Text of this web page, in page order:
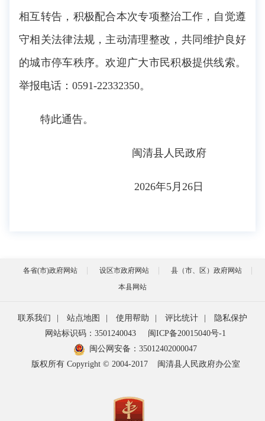
相互转告，积极配合本次专项整治工作，自觉遵
守相关法律法规，主动清理整改，共同维护良好
的城市停车秩序。欢迎广大市民积极提供线索。
举报电话：0591-22332350。
特此通告。
闽清县人民政府
2026年5月26日
各省(市)政府网站 设区市政府网站
县（市、区）政府网站
本县网站
联系我们 站点地图 使用帮助 评比统计
隐私保护
网站标识码：3501240043
闽ICP备20015040号-1
闽公网安备： 35012402000047
版权所有 Copyright © 2004-2017
闽清县人民政府办公室